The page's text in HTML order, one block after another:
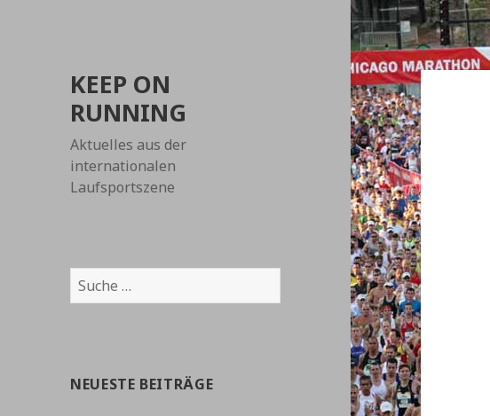
KEEP ON
RUNNING
Aktuelles aus der
internationalen
Laufsportszene
Suche
nach:
NEUESTE BEITRÄGE